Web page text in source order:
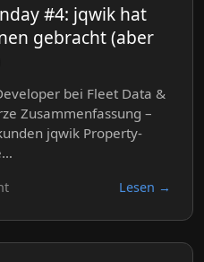
#4: jqwik hat
gebracht (aber
bei Fleet Data &
Zusammenfassung –
jqwik Property-
Lesen →